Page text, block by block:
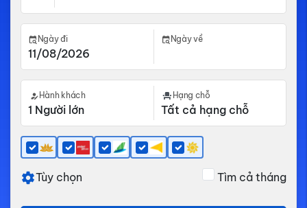
Ngày đi Ngày về
Hành khách Hạng chỗ
Tùy chọn Tìm cả tháng